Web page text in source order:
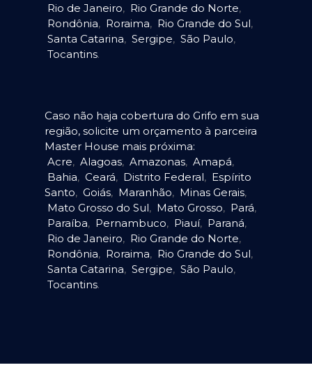
Rio de Janeiro, Rio Grande do Norte,
Rondônia, Roraima, Rio Grande do Sul,
Santa Catarina, Sergipe, São Paulo,
Tocantins.
Caso não haja cobertura do Grifo em sua
região, solicite um orçamento à parceira
Master House mais próxima:
Acre, Alagoas, Amazonas, Amapá,
Bahia, Ceará, Distrito Federal, Espírito
Santo, Goiás, Maranhão, Minas Gerais,
Mato Grosso do Sul, Mato Grosso, Pará,
Paraíba, Pernambuco, Piauí, Paraná,
Rio de Janeiro, Rio Grande do Norte,
Rondônia, Roraima, Rio Grande do Sul,
Santa Catarina, Sergipe, São Paulo,
Tocantins.